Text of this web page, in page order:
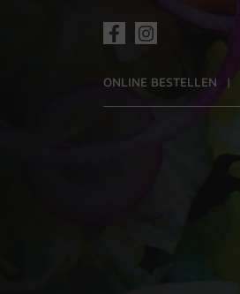
ONLINE BESTELLEN